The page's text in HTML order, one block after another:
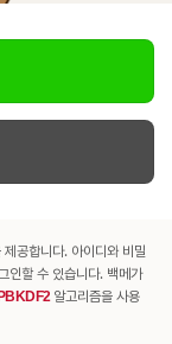
공합니다. 아이디와 비밀
인할 수 있습니다. 백메가
PBKDF2알고리즘을 사용